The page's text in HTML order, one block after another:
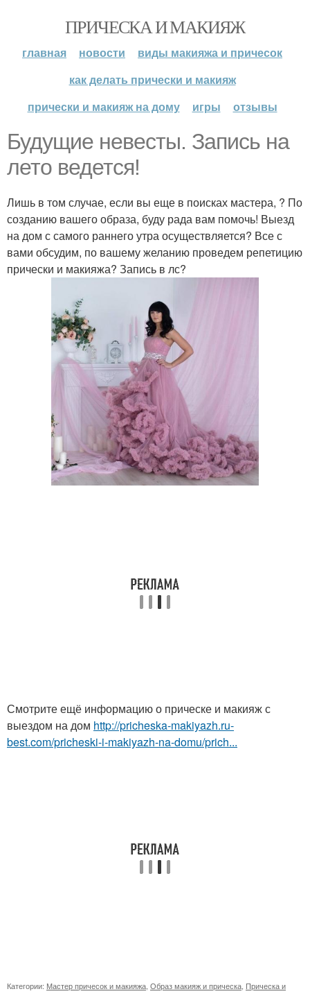
ПРИЧЕСКА И МАКИЯЖ
главная новости
виды макияжа и причесок
как делать прически и макияж
прически и макияж на дому
игры отзывы
Будущие невесты. Запись на
лето ведется!
Лишь в том случае, если вы еще в поисках мастера, ? По
созданию вашего образа, буду рада вам помочь! Выезд
на дом с самого раннего утра осуществляется? Все с
вами обсудим, по вашему желанию проведем репетицию
прически и макияжа? Запись в лс?
Смотрите ещё информацию о прическе и макияж с
выездом на дом http://pricheska-makiyazh.ru-
best.com/pricheski-i-makiyazh-na-domu/prich...
Категории: Мастер причесок и макияжа Образ макияж и прическа Прическа и